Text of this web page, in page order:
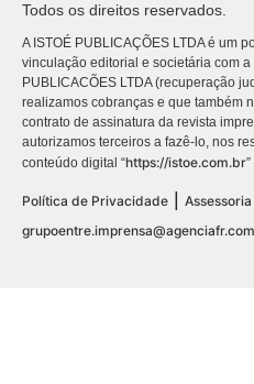
Todos os direitos reservados.
A ISTOÉ PUBLICAÇÕES LTDA é um
vinculação editorial e societária com a
PUBLICACÕES LTDA (recuperação
realizamos cobranças e que também
contrato de assinatura da revista
autorizamos terceiros a fazê-lo, nos
conteúdo digital “https://istoe.com.br
Política de Privacidade